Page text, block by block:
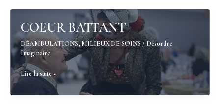
COEUR BATTANT
DÉAMBULATIONS,MILIEUX DE SOINS /Désordre
Imaginaire
COEUR
BATTANT
Lire la suite »